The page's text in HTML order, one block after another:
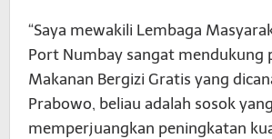
“Saya mewakili Lembaga
Port Numbay sangat mendukung
Makanan Bergizi Gratis yang
Prabowo, beliau adalah sosok
memperjuangkan peningkatan